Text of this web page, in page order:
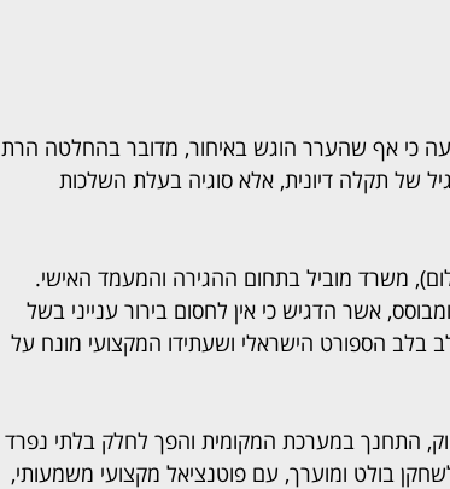
כי אף שהערר הוגש באיחור, מדובר בהחלטה הרת
של תקלה דיונית, אלא סוגיה בעלת השלכות
משרד מוביל בתחום ההגירה והמעמד האישי.
אשר הדגיש כי אין לחסום בירור ענייני בשל
הספורט הישראלי ושעתידו המקצועי מונח על
התחנך במערכת המקומית והפך לחלק בלתי נפרד
בולט ומוערך, עם פוטנציאל מקצועי משמעותי,